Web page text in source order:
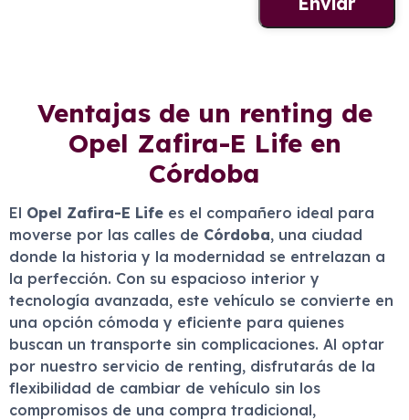
Ventajas de un renting de
Opel Zafira-E Life en
Córdoba
El Opel Zafira-E Life es el compañero ideal para
moverse por las calles de Córdoba, una ciudad
donde la historia y la modernidad se entrelazan a
la perfección. Con su espacioso interior y
tecnología avanzada, este vehículo se convierte en
una opción cómoda y eficiente para quienes
buscan un transporte sin complicaciones. Al optar
por nuestro servicio de renting, disfrutarás de la
flexibilidad de cambiar de vehículo sin los
compromisos de una compra tradicional,